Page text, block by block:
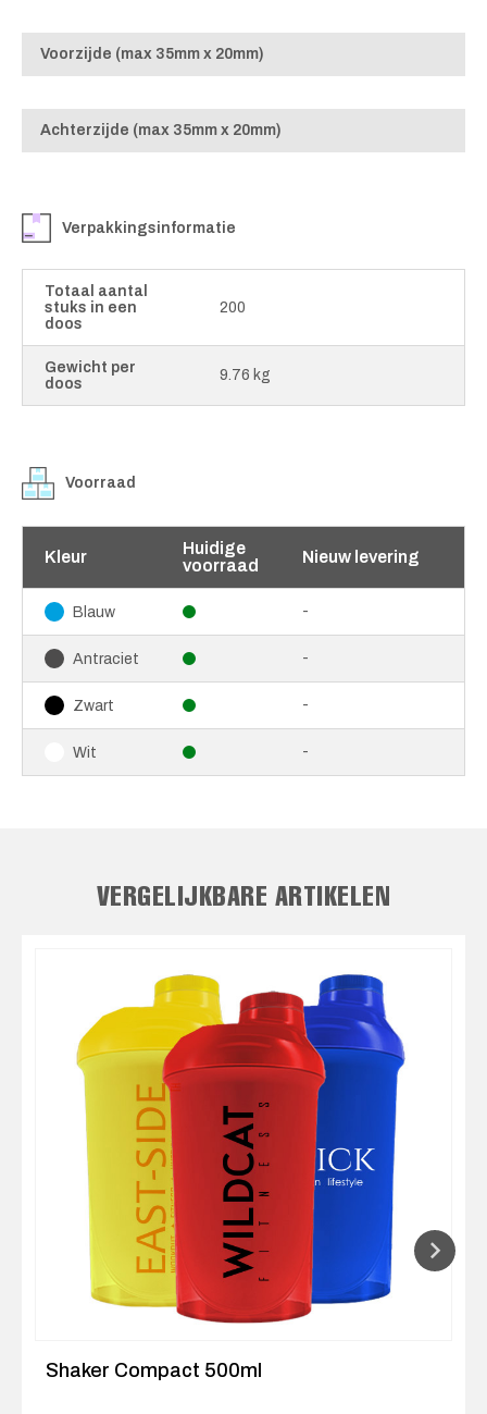
Voorzijde (max 35mm x 20mm)
Achterzijde (max 35mm x 20mm)
Verpakkingsinformatie
Totaal aantal
stuks in een
doos
200
Gewicht per
doos
9.76 kg
Voorraad
Kleur
Huidige
voorraad
Nieuw levering
Blauw -
Antraciet -
Zwart -
Wit -
VERGELIJKBARE ARTIKELEN
Shaker Compact 500ml